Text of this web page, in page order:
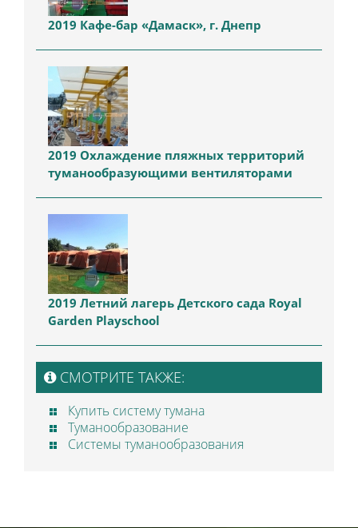
2019 Кафе-бар «Дамаск», г. Днепр
2019 Охлаждение пляжных территорий
туманообразующими вентиляторами
2019 Летний лагерь Детского сада Royal
Garden Playschool
СМОТРИТЕ ТАКЖЕ:
Купить систему тумана
Туманообразование
Системы туманообразования